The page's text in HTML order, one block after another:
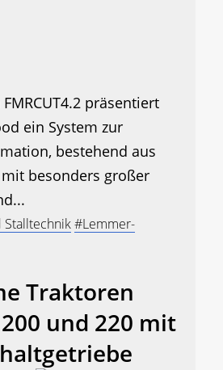
präsentiert
ein System zur
bestehend aus
besonders großer
#Lemmer-
Traktoren
und 220 mit